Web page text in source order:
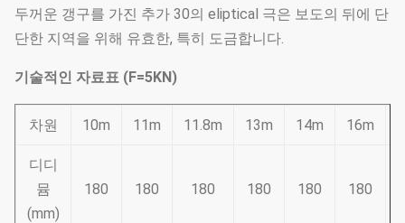
두꺼운 갱구를 가진 추가 30의 eliptical 극은 보도의 뒤에 단
단한 지역을 위해 유효한, 특히 도금합니다.
기술적인 자료표 (F=5KN)
차원 10m 11m 11.8m 13m 14m 16m
디디
뮴
(mm)
180 180 180 180 180 180